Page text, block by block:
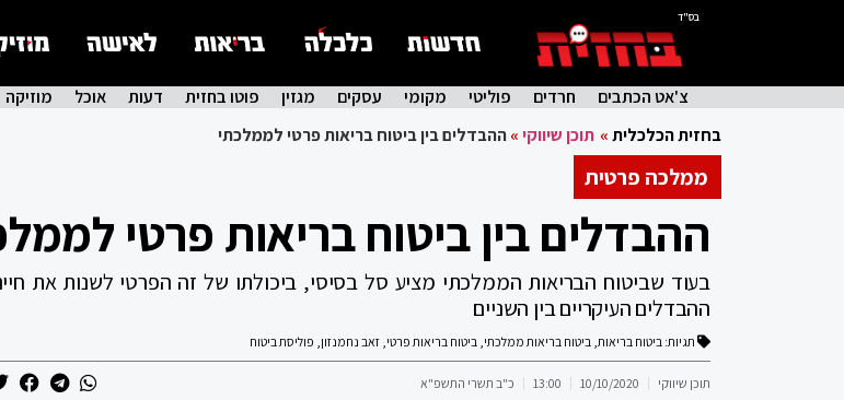
בס"ד
צ'אט הכתבים חרדים פוליטי מקומי עסקים מגזין פוטו בחזית דעות אוכל מוזיקה
בחזית הכלכלית» תוכן שיווקי»ההבדלים בין ביטוח בריאות פרטי לממלכתי
ממלכה פרטית
ההבדלים בין ביטוח בריאות פרטי
בעוד שביטוח הבריאות הממלכתי מציע סל בסיסי, ביכולתו של זה הפרטי לשנות את
ההבדלים העיקריים בין השניים
תגיות: ביטוח בריאות, ביטוח בריאות ממלכתי, ביטוח בריאות פרטי, זאב נחמנזון, פוליסת ביטוח
תוכן שיווקי 10/10/2020
13:00 כ"ב תשרי התשפ"א